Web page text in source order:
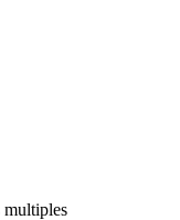
multiples